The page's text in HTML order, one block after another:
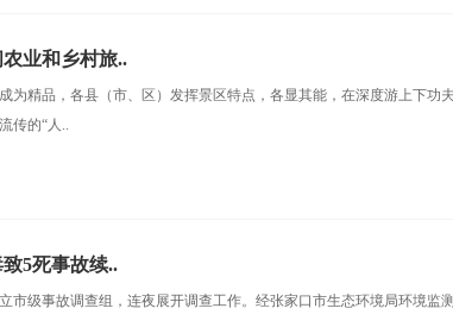
业和乡村旅..
为精品，各县（市、区）发挥景区特点，各显其能，在深度游上下功
传的“人..
5死事故续..
市级事故调查组，连夜展开调查工作。经张家口市生态环境局环境监